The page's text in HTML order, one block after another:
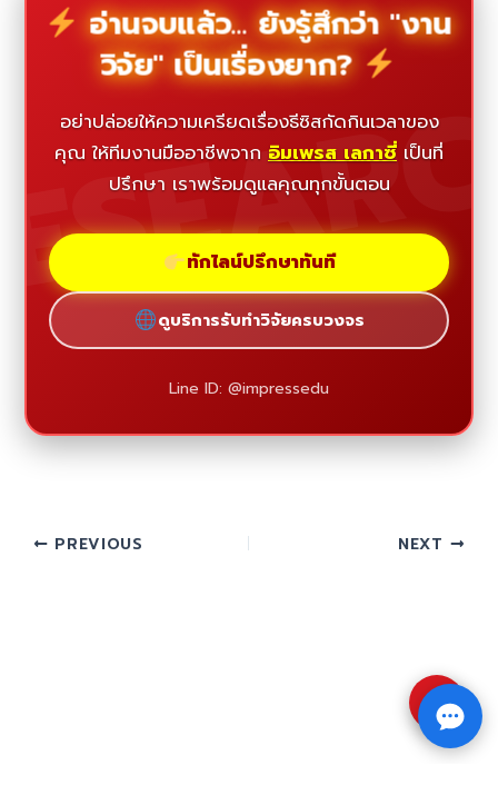
อ่านจบแล้ว... ยังรู้สึกว่า "งาน
วิจัย" เป็นเรื่องยาก?
อย่าปล่อยให้ความเครียดเรื่องธีซิสกัดกินเวลาของ
คุณ ให้ทีมงานมืออาชีพจาก อิมเพรส เลกาซี่ เป็นที่
ปรึกษา เราพร้อมดูแลคุณทุกขั้นตอน
ทักไลน์ปรึกษาทันที
ดูบริการรับทำวิจัยครบวงจร
Line ID: @impressedu
PREVIOUS NEXT
⇧